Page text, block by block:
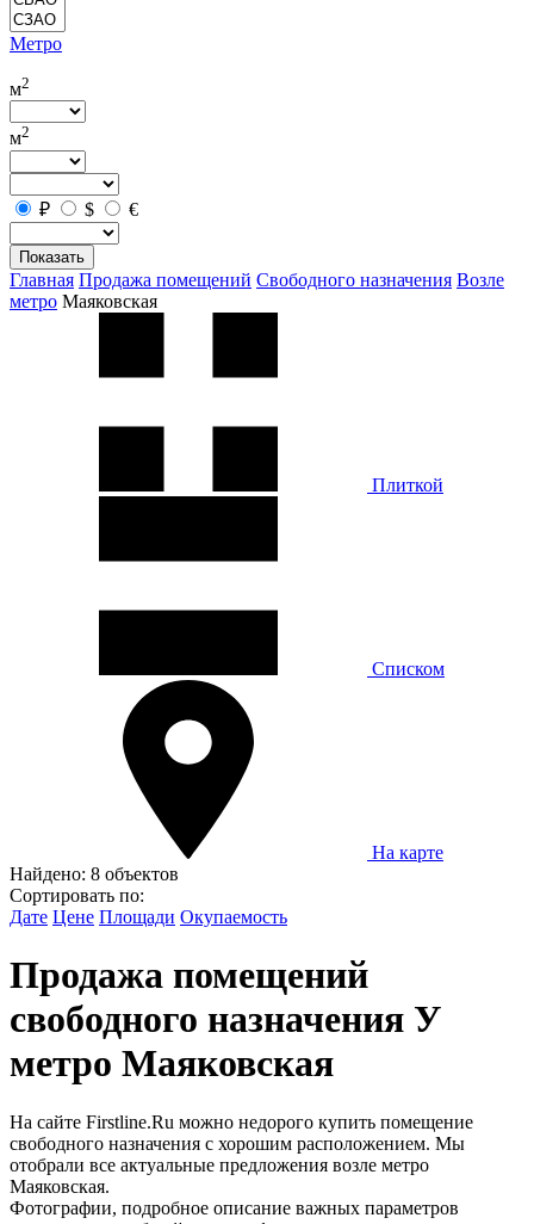
Метро
м2
м2
₽ $ €
Показать
Главная Продажа помещений Свободного назначения Возле
метро Маяковская
Плиткой
Списком
На карте
Найдено: 8 объектов
Сортировать по:
Дате Цене Площади Окупаемость
Продажа помещений
свободного назначения У
метро Маяковская
На сайте Firstline.Ru можно недорого купить помещение
свободного назначения с хорошим расположением. Мы
отобрали все актуальные предложения возле метро
Маяковская.
Фотографии, подробное описание важных параметров